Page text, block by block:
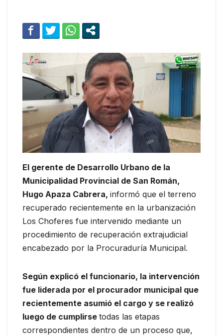
El gerente de Desarrollo Urbano de la
Municipalidad Provincial de San Román,
Hugo Apaza Cabrera, informó que el terreno
recuperado recientemente en la urbanización
Los Choferes fue intervenido mediante un
procedimiento de recuperación extrajudicial
encabezado por la Procuraduría Municipal.
Según explicó el funcionario, la intervención
fue liderada por el procurador municipal que
recientemente asumió el cargo y se realizó
luego de cumplirse todas las etapas
correspondientes dentro de un proceso que,